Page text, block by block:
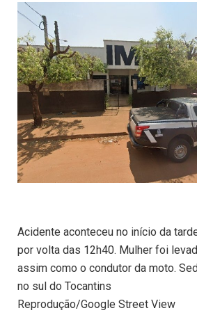
Acidente aconteceu no início da
por volta das 12h40. Mulher foi
assim como o condutor da moto.
no sul do Tocantins
Reprodução/Google Street View